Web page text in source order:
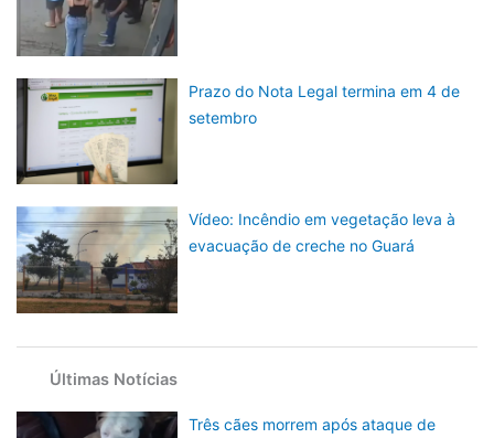
Prazo do Nota Legal termina em 4 de
setembro
Vídeo: Incêndio em vegetação leva à
evacuação de creche no Guará
Últimas Notícias
Três cães morrem após ataque de